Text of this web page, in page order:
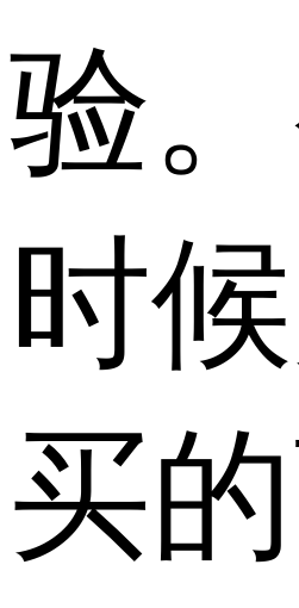
验
时
买